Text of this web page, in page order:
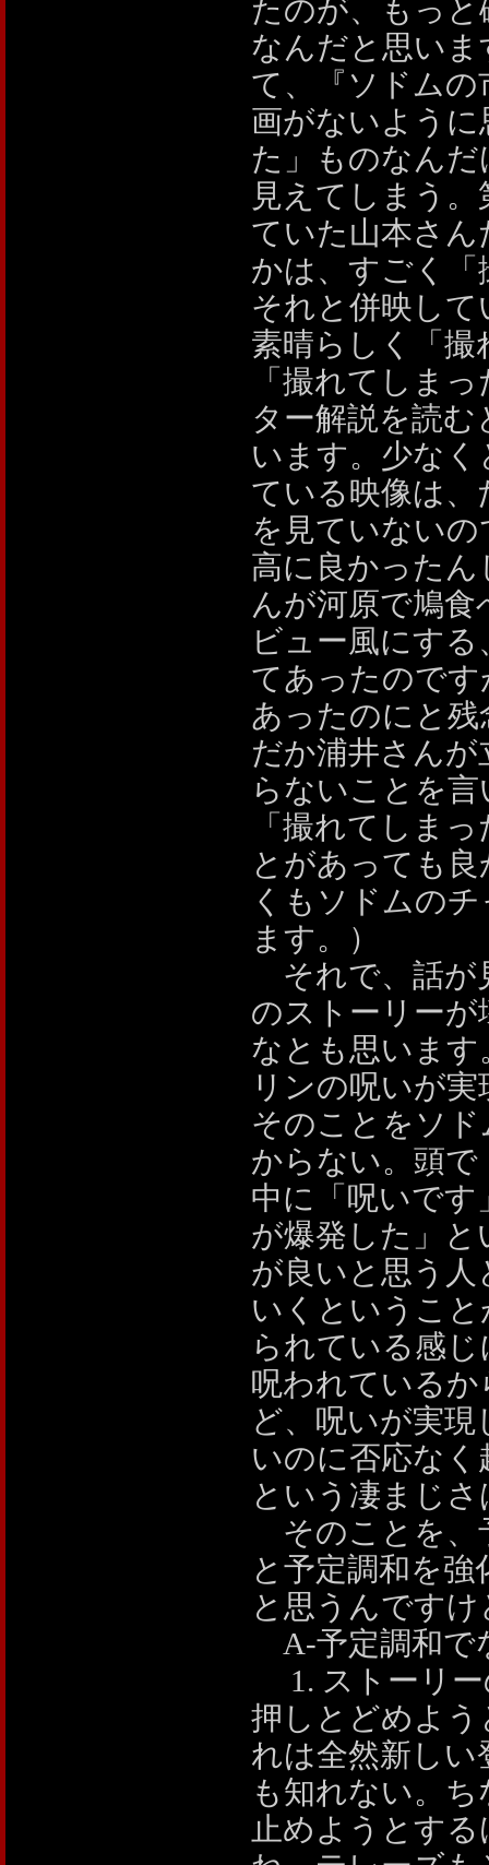
たのが、もっ
なんだと思い
て、『ソドム
画がないよう
た」ものなん
見えてしまう
ていた山本さ
かは、すごく
それと併映し
素晴らしく「
「撮れてしま
ター解説を読
います。少な
ている映像は
を見ていない
高に良かった
んが河原で鳩
ビュー風にする
てあったので
あったのにと
だか浦井さん
らないことを
「撮れてしま
とがあっても
くもソドムの
ます。）
それで、話が
のストーリー
なとも思いま
リンの呪いが
そのことをソ
からない。頭
中に「呪いで
が爆発した」
が良いと思う
いくというこ
られている感
呪われている
ど、呪いが実
いのに否応な
という凄まじ
そのことを、
と予定調和を
と思うんです
A-予定調和で
1. ストーリー
押しとどめよ
れは全然新しい
も知れない。
止めようとす